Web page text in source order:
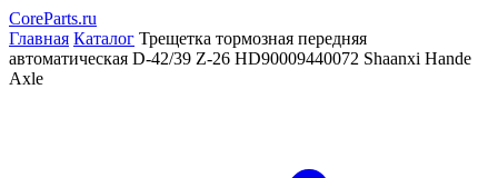
CoreParts.ru
Главная Каталог Трещетка тормозная передняя
автоматическая D-42/39 Z-26 HD90009440072 Shaanxi Hande
Axle